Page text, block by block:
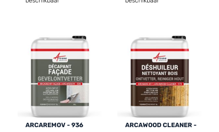
ARCAREMOV - 936
ARCAWOOD CLEANER -